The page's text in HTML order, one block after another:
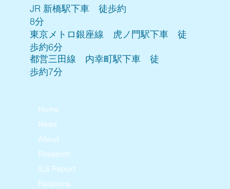
JR 新橋駅下車 徒歩約
8分
東京メトロ銀座線 虎ノ門駅下車 徒
歩約6分
都営三田線 内幸町駅下車 徒
歩約7分
Home
News
About
Research
ILS Report
Relations